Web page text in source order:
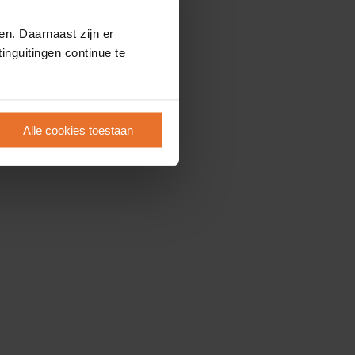
Daarnaast zijn er
continue te
Alle cookies toestaan